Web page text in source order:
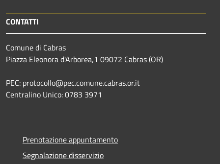
CONTATTI
Comune di Cabras
Piazza Eleonora d'Arborea,1 09072 Cabras (OR)
PEC: protocollo@pec.comune.cabras.or.it
Centralino Unico: 0783 3971
Prenotazione appuntamento
Segnalazione disservizio